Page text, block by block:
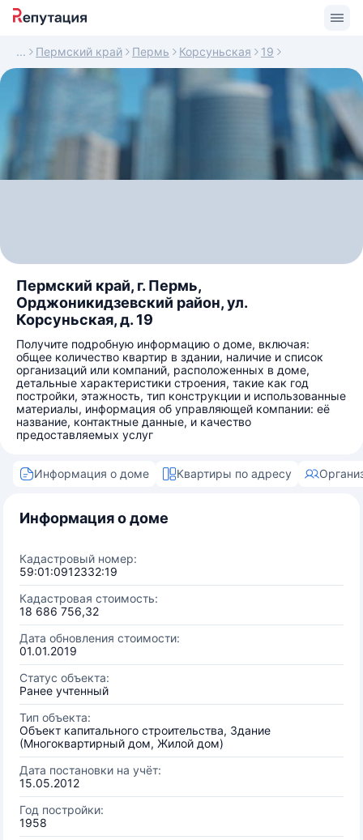
Пермский край Пермь Корсуньская 19
Пермский край, г. Пермь,
Орджоникидзевский район, ул.
Корсуньская, д. 19
Получите подробную информацию о доме, включая:
общее количество квартир в здании, наличие и список
организаций или компаний, расположенных в доме,
детальные характеристики строения, такие как год
постройки, этажность, тип конструкции и использованные
материалы, информация об управляющей компании: её
название, контактные данные, и качество
предоставляемых услуг
Информация о доме Квартиры по адресу
Информация о доме
Кадастровый номер:
59:01:0912332:19
Кадастровая стоимость:
18 686 756,32
Дата обновления стоимости:
01.01.2019
Статус объекта:
Ранее учтенный
Тип объекта:
Объект капитального строительства, Здание
(Многоквартирный дом, Жилой дом)
Дата постановки на учёт:
15.05.2012
Год постройки:
1958